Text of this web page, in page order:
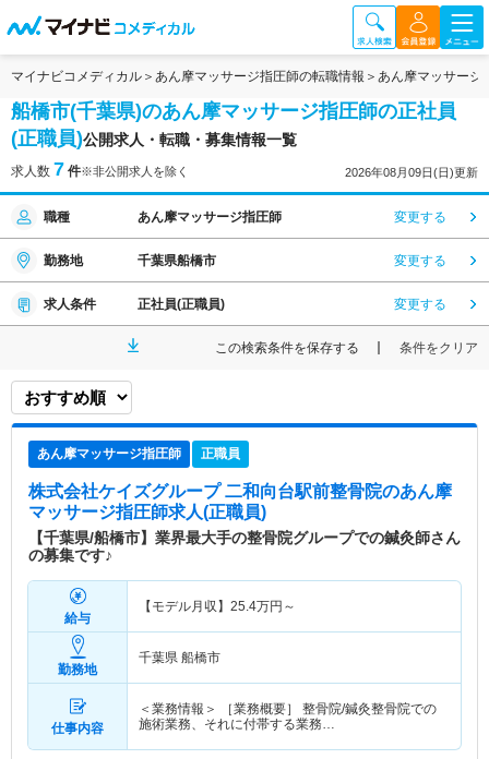
マイナビコメディカル あん摩マッサージ指圧師の転職情報 あん摩マッサージ
船橋市(千葉県)のあん摩マッサージ指圧師の正社員
(正職員)公開求人・転職・募集情報一覧
求人数 7 件※非公開求人を除く 2026年08月09日(日)更新
職種 あん摩マッサージ指圧師 変更する
勤務地 千葉県船橋市 変更する
求人条件 正社員(正職員) 変更する
この検索条件を保存する 条件をクリア
あん摩マッサージ指圧師 正職員
株式会社ケイズグループ 二和向台駅前整骨院のあん摩
マッサージ指圧師求人(正職員)
【千葉県/船橋市】業界最大手の整骨院グループでの鍼灸師さん
の募集です♪
給与
【モデル月収】 25.4万円～
勤務地
千葉県 船橋市
仕事内容
＜業務情報＞ ［業務概要］ 整骨院/鍼灸整骨院での
施術業務、それに付帯する業務…